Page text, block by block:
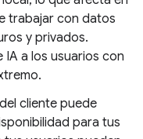
trabajar con datos
y privados.
a los usuarios con
cliente puede
para tus